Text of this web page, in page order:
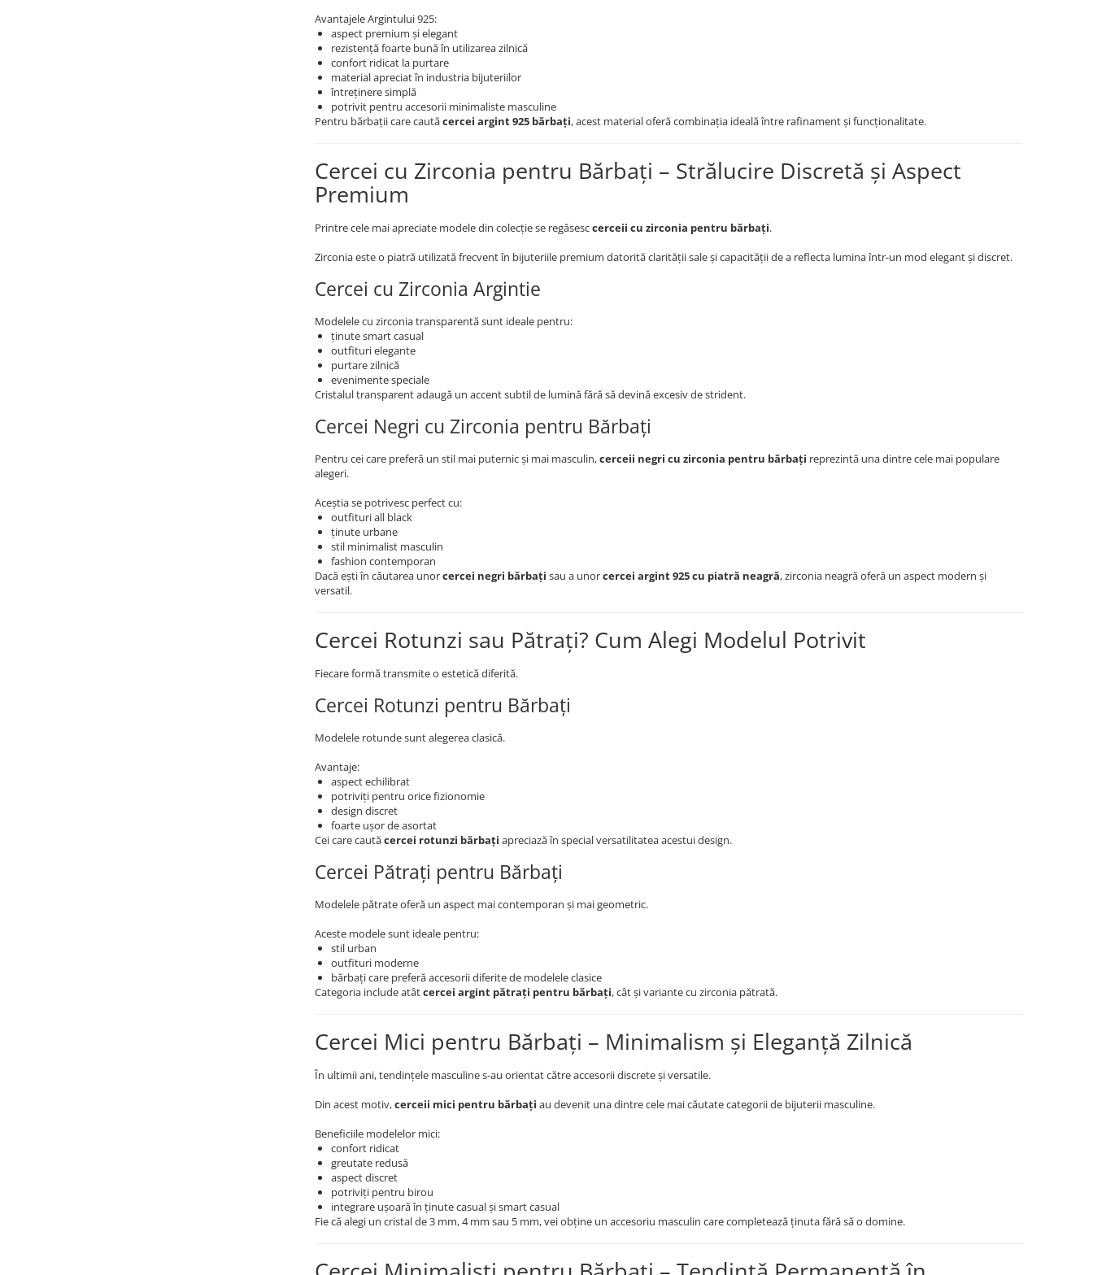
Avantajele Argintului 925:
aspect premium și elegant
rezistență foarte bună în utilizarea zilnică
confort ridicat la purtare
material apreciat în industria bijuteriilor
întreținere simplă
potrivit pentru accesorii minimaliste masculine
Pentru bărbații care cautăcercei argint 925 bărbați, acest material oferă combinația ideală între rafinament și funcționalitate.
Cercei cu Zirconia pentru Bărbați – Strălucire Discretă și Aspect
Premium
Printre cele mai apreciate modele din colecție se regăsesccerceii cu zirconia pentru bărbați.
Zirconia este o piatră utilizată frecvent în bijuteriile premium datorită clarității sale și capacității de a reflecta lumina într-un mod elegant și discret.
Cercei cu Zirconia Argintie
Modelele cu zirconia transparentă sunt ideale pentru:
ținute smart casual
outfituri elegante
purtare zilnică
evenimente speciale
Cristalul transparent adaugă un accent subtil de lumină fără să devină excesiv de strident.
Cercei Negri cu Zirconia pentru Bărbați
Pentru cei care preferă un stil mai puternic și mai masculin,cerceii negri cu zirconia pentru bărbați reprezintă una dintre cele mai populare
alegeri.
Aceștia se potrivesc perfect cu:
outfituri all black
ținute urbane
stil minimalist masculin
fashion contemporan
Dacă ești în căutarea unorcercei negri bărbați sau a unorcercei argint 925 cu piatră neagră, zirconia neagră oferă un aspect modern și
versatil.
Cercei Rotunzi sau Pătrați? Cum Alegi Modelul Potrivit
Fiecare formă transmite o estetică diferită.
Cercei Rotunzi pentru Bărbați
Modelele rotunde sunt alegerea clasică.
Avantaje:
aspect echilibrat
potriviți pentru orice fizionomie
design discret
foarte ușor de asortat
Cei care cautăcercei rotunzi bărbați apreciază în special versatilitatea acestui design.
Cercei Pătrați pentru Bărbați
Modelele pătrate oferă un aspect mai contemporan și mai geometric.
Aceste modele sunt ideale pentru:
stil urban
outfituri moderne
bărbați care preferă accesorii diferite de modelele clasice
Categoria include atâtcercei argint pătrați pentru bărbați, cât și variante cu zirconia pătrată.
Cercei Mici pentru Bărbați – Minimalism și Eleganță Zilnică
În ultimii ani, tendințele masculine s-au orientat către accesorii discrete și versatile.
Din acest motiv,cerceii mici pentru bărbați au devenit una dintre cele mai căutate categorii de bijuterii masculine.
Beneficiile modelelor mici:
confort ridicat
greutate redusă
aspect discret
potriviți pentru birou
integrare ușoară în ținute casual și smart casual
Fie că alegi un cristal de 3 mm, 4 mm sau 5 mm, vei obține un accesoriu masculin care completează ținuta fără să o domine.